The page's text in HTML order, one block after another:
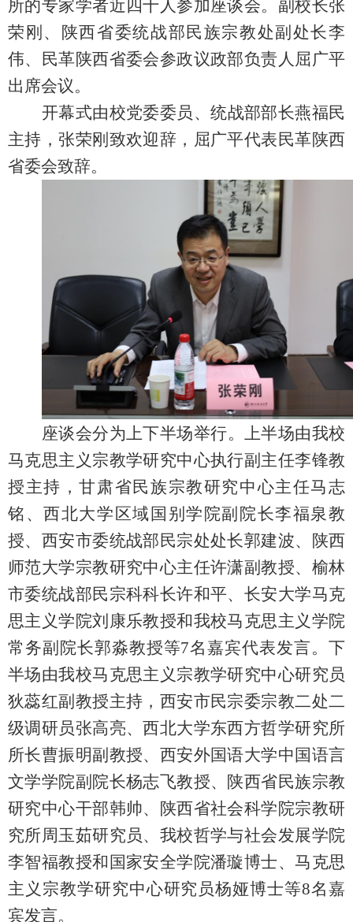
所的专家学者近四十人参加座谈会。副校长张
荣刚、陕西省委统战部民族宗教处副处长李
伟、民革陕西省委会参政议政部负责人屈广平
出席会议。
开幕式由校党委委员、统战部部长燕福民
主持，张荣刚致欢迎辞，屈广平代表民革陕西
省委会致辞。
座谈会分为上下半场举行。上半场由我校
马克思主义宗教学研究中心执行副主任李锋教
授主持，甘肃省民族宗教研究中心主任马志
铭、西北大学区域国别学院副院长李福泉教
授、西安市委统战部民宗处处长郭建波、陕西
师范大学宗教研究中心主任许潇副教授、榆林
市委统战部民宗科科长许和平、长安大学马克
思主义学院刘康乐教授和我校马克思主义学院
常务副院长郭淼教授等7名嘉宾代表发言。下
半场由我校马克思主义宗教学研究中心研究员
狄蕊红副教授主持，西安市民宗委宗教二处二
级调研员张高亮、西北大学东西方哲学研究所
所长曹振明副教授、西安外国语大学中国语言
文学学院副院长杨志飞教授、陕西省民族宗教
研究中心干部韩帅、陕西省社会科学院宗教研
究所周玉茹研究员、我校哲学与社会发展学院
李智福教授和国家安全学院潘璇博士、马克思
主义宗教学研究中心研究员杨娅博士等8名嘉
宾发言。